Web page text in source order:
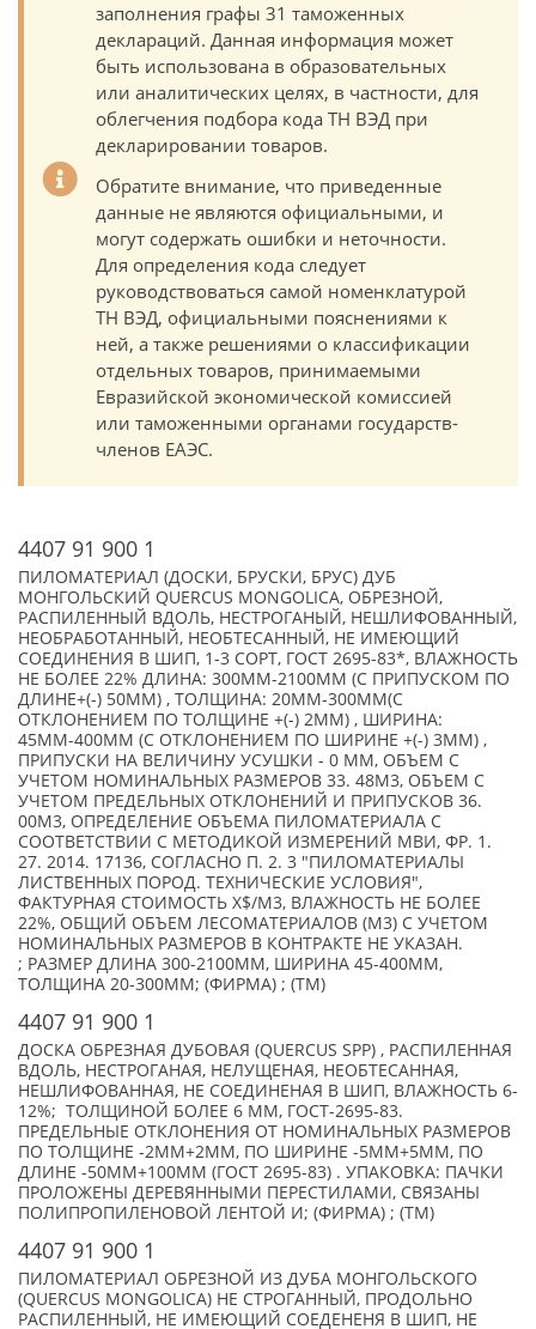
заполнения графы 31 таможенных
деклараций. Данная информация может
быть использована в образовательных
или аналитических целях, в частности, для
облегчения подбора кода ТН ВЭД при
декларировании товаров.
Обратите внимание, что приведенные
данные не являются официальными, и
могут содержать ошибки и неточности.
Для определения кода следует
руководствоваться самой номенклатурой
ТН ВЭД, официальными пояснениями к
ней, а также решениями о классификации
отдельных товаров, принимаемыми
Евразийской экономической комиссией
или таможенными органами государств-
членов ЕАЭС.
4407 91 900 1
ПИЛОМАТЕРИАЛ (ДОСКИ, БРУСКИ, БРУС) ДУБ
МОНГОЛЬСКИЙ QUERCUS MONGOLICA, ОБРЕЗНОЙ,
РАСПИЛЕННЫЙ ВДОЛЬ, НЕСТРОГАНЫЙ, НЕШЛИФОВАННЫЙ,
НЕОБРАБОТАННЫЙ, НЕОБТЕСАННЫЙ, НЕ ИМЕЮЩИЙ
СОЕДИНЕНИЯ В ШИП, 1-3 СОРТ, ГОСТ 2695-83*, ВЛАЖНОСТЬ
НЕ БОЛЕЕ 22% ДЛИНА: 300ММ-2100ММ (С ПРИПУСКОМ ПО
ДЛИНЕ+(-) 50ММ) , ТОЛЩИНА: 20ММ-300ММ(С
ОТКЛОНЕНИЕМ ПО ТОЛЩИНЕ +(-) 2ММ) , ШИРИНА:
45ММ-400ММ (С ОТКЛОНЕНИЕМ ПО ШИРИНЕ +(-) 3ММ) ,
ПРИПУСКИ НА ВЕЛИЧИНУ УСУШКИ - 0 ММ, ОБЪЕМ С
УЧЕТОМ НОМИНАЛЬНЫХ РАЗМЕРОВ 33. 48М3, ОБЪЕМ С
УЧЕТОМ ПРЕДЕЛЬНЫХ ОТКЛОНЕНИЙ И ПРИПУСКОВ 36.
00М3, ОПРЕДЕЛЕНИЕ ОБЪЕМА ПИЛОМАТЕРИАЛА С
СООТВЕТСТВИИ С МЕТОДИКОЙ ИЗМЕРЕНИЙ МВИ, ФР. 1.
27. 2014. 17136, СОГЛАСНО П. 2. 3 "ПИЛОМАТЕРИАЛЫ
ЛИСТВЕННЫХ ПОРОД. ТЕХНИЧЕСКИЕ УСЛОВИЯ",
ФАКТУРНАЯ СТОИМОСТЬ X$/М3, ВЛАЖНОСТЬ НЕ БОЛЕЕ
22%, ОБЩИЙ ОБЪЕМ ЛЕСОМАТЕРИАЛОВ (М3) С УЧЕТОМ
НОМИНАЛЬНЫХ РАЗМЕРОВ В КОНТРАКТЕ НЕ УКАЗАН.
; РАЗМЕР ДЛИНА 300-2100ММ, ШИРИНА 45-400ММ,
ТОЛЩИНА 20-300ММ; (ФИРМА) ; (TM)
4407 91 900 1
ДОСКА ОБРЕЗНАЯ ДУБОВАЯ (QUERCUS SPP) , РАСПИЛЕННАЯ
ВДОЛЬ, НЕСТРОГАНАЯ, НЕЛУЩЕНАЯ, НЕОБТЕСАННАЯ,
НЕШЛИФОВАННАЯ, НЕ СОЕДИНЕНАЯ В ШИП, ВЛАЖНОСТЬ 6-
12%; ТОЛЩИНОЙ БОЛЕЕ 6 ММ, ГОСТ-2695-83.
ПРЕДЕЛЬНЫЕ ОТКЛОНЕНИЯ ОТ НОМИНАЛЬНЫХ РАЗМЕРОВ
ПО ТОЛЩИНЕ -2ММ+2ММ, ПО ШИРИНЕ -5ММ+5ММ, ПО
ДЛИНЕ -50ММ+100ММ (ГОСТ 2695-83) . УПАКОВКА: ПАЧКИ
ПРОЛОЖЕНЫ ДЕРЕВЯННЫМИ ПЕРЕСТИЛАМИ, СВЯЗАНЫ
ПОЛИПРОПИЛЕНОВОЙ ЛЕНТОЙ И; (ФИРМА) ; (TM)
4407 91 900 1
ПИЛОМАТЕРИАЛ ОБРЕЗНОЙ ИЗ ДУБА МОНГОЛЬСКОГО
(QUERCUS MONGOLICA) НЕ СТРОГАННЫЙ, ПРОДОЛЬНО
РАСПИЛЕННЫЙ, НЕ ИМЕЮЩИЙ СОЕДЕНЕНЯ В ШИП, НЕ